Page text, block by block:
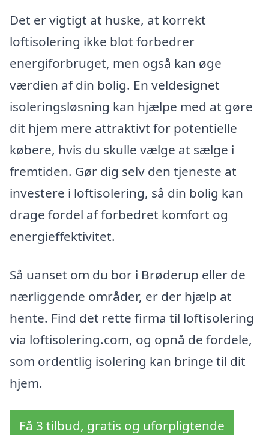
Det er vigtigt at huske, at korrekt
loftisolering ikke blot forbedrer
energiforbruget, men også kan øge
værdien af din bolig. En veldesignet
isoleringsløsning kan hjælpe med at gøre
dit hjem mere attraktivt for potentielle
købere, hvis du skulle vælge at sælge i
fremtiden. Gør dig selv den tjeneste at
investere i loftisolering, så din bolig kan
drage fordel af forbedret komfort og
energieffektivitet.
Så uanset om du bor i Brøderup eller de
nærliggende områder, er der hjælp at
hente. Find det rette firma til loftisolering
via loftisolering.com, og opnå de fordele,
som ordentlig isolering kan bringe til dit
hjem.
Få 3 tilbud, gratis og uforpligtende